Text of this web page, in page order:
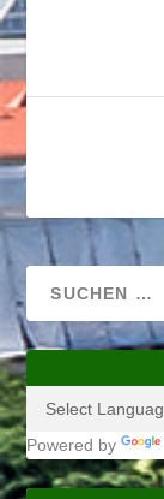
Powered by